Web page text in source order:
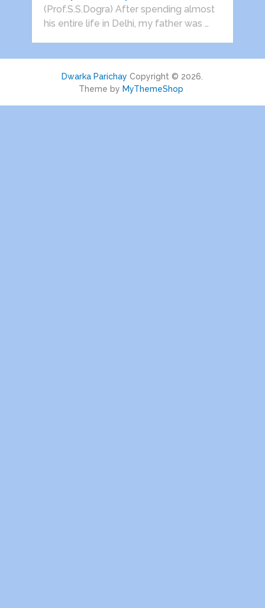
(Prof.S.S.Dogra) After spending almost
his entire life in Delhi, my father was …
Dwarka Parichay Copyright © 2026.
Theme by MyThemeShop